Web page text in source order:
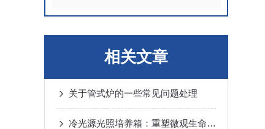
相关文章
关于管式炉的一些常见问题处理
冷光源光照培养箱：重塑微观生命生长的精密光环境